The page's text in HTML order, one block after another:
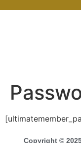
Copyright ©